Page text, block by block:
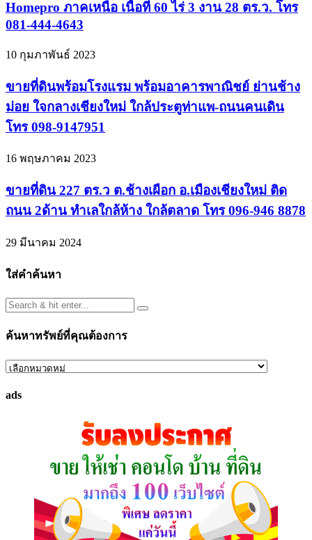
Homepro ภาคเหนือ เนื้อที่ 60 ไร่ 3 งาน 28 ตร.ว. โทร
081-444-4643
10 กุมภาพันธ์ 2023
ขายที่ดินพร้อมโรงแรม พร้อมอาคารพาณิชย์ ย่านช้าง
ม่อย ใจกลางเชียงใหม่ ใกล้ประตูท่าแพ-ถนนคนเดิน
โทร 098-9147951
16 พฤษภาคม 2023
ขายที่ดิน 227 ตร.ว ต.ช้างเผือก อ.เมืองเชียงใหม่ ติด
ถนน 2ด้าน ทำเลใกล้ห้าง ใกล้ตลาด โทร 096-946 8878
29 มีนาคม 2024
ใส่คำค้นหา
ค้นหาทรัพย์ที่คุณต้องการ
ค้นหา
ที่
ads